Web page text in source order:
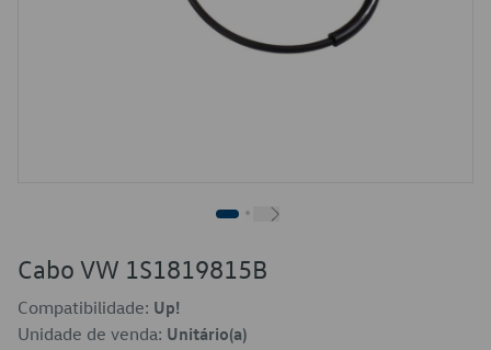
Cabo VW 1S1819815B
Compatibilidade: Up!
Unidade de venda: Unitário(a)